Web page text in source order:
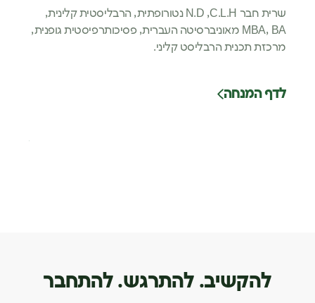
שרית חבר N.D ,C.L.H נטורופתית, הרבליסטית קלינית,
MBA, BA מאוניברסיטה העברית, פסיכותרפיסטית גופנית,
מרכזת תכנית הרבליסט קליני.
לדף המנחה
לדף
להקשיב. להתרגש. להתחבר